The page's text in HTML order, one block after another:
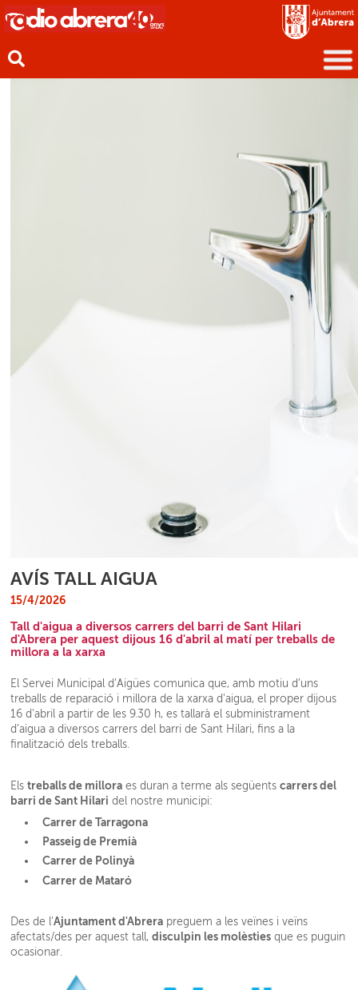
AVÍS TALL AIGUA
15/4/2026
Tall d'aigua a diversos carrers del barri de Sant Hilari
d'Abrera per aquest dijous 16 d'abril al matí per treballs de
millora a la xarxa
El Servei Municipal d’Aigües comunica que, amb motiu d’uns
treballs de reparació i millora de la xarxa d'aigua, el proper dijous
16 d'abril a partir de les 9.30 h, es tallarà el subministrament
d’aigua a diversos carrers del barri de Sant Hilari, fins a la
finalització dels treballs.
Elstreballs de millora es duran a terme als següentscarrers del
barri de Sant Hilari del nostre municipi:
Carrer de Tarragona
Passeig de Premià
Carrer de Polinyà
Carrer de Mataró
Des de l'Ajuntament d'Abrera preguem a les veïnes i veïns
afectats/des per aquest tall,disculpin les molèsties que es puguin
ocasionar.